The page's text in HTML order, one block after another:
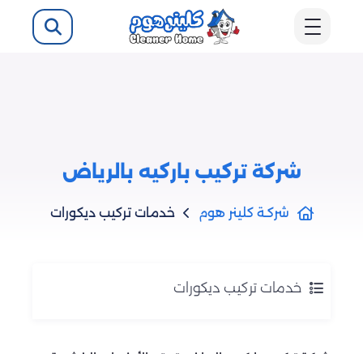
شركة تركيب باركيه بالرياض
شركـة كلينر هوم خدمات تركيب ديكورات
خدمات تركيب ديكورات